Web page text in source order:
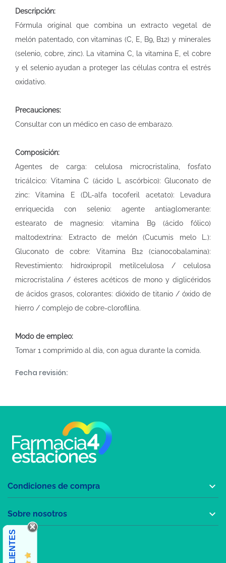
Descripción:
Fórmula original que combina un extracto vegetal de
melón patentado, con vitaminas (C, E, B9, B12) y minerales
(selenio, cobre, zinc). La vitamina C, la vitamina E, el cobre
y el selenio ayudan a proteger las células contra el estrés
oxidativo.
Precauciones:
Consultar con un médico en caso de embarazo.
Composición:
Agentes de carga: celulosa microcristalina, fosfato
tricálcico: Vitamina C (ácido L ascórbico): Gluconato de
zinc: Vitamina E (DL-alfa tocoferil acetato): Levadura
enriquecida con selenio: agente antiaglomerante:
estearato de magnesio: vitamina B9 (ácido fólico)
maltodextrina: Extracto de melón (Cucumis melo L.):
Gluconato de cobre: Vitamina B12 (cianocobalamina):
Revestimiento: hidroxipropil metilcelulosa / celulosa
microcristalina / ésteres acéticos de mono y diglicéridos
de ácidos grasos, colorantes: dióxido de titanio / óxido de
hierro / complejo de cobre-clorofilina.
Modo de empleo:
Tomar 1 comprimido al día, con agua durante la comida.
Fecha revisión:
Condiciones de compra 
Sobre nosotros 